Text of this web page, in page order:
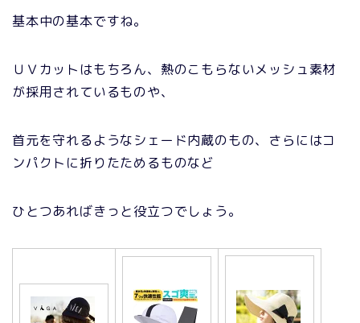
基本中の基本ですね。
ＵＶカットはもちろん、熱のこもらないメッシュ素材
が採用されているものや、
首元を守れるようなシェード内蔵のもの、さらにはコ
ンパクトに折りたためるものなど
ひとつあればきっと役立つでしょう。